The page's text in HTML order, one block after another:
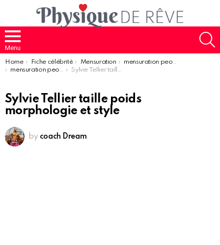
Menu
You are here:
Home Fiche célébrité Mensuration
mensuration people
mensuration people femme
Sylvie Tellier taille poids morphologie et style
Sylvie Tellier taille poids
morphologie et style
by coach Dream